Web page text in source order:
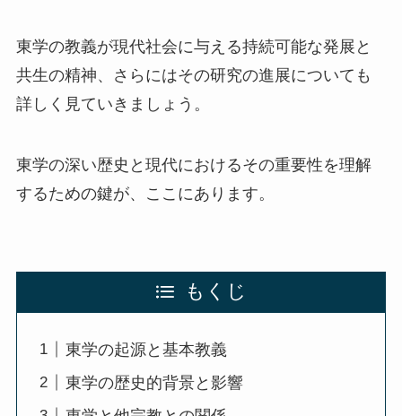
東学の教義が現代社会に与える持続可能な発展と
共生の精神、さらにはその研究の進展についても
詳しく見ていきましょう。
東学の深い歴史と現代におけるその重要性を理解
するための鍵が、ここにあります。
もくじ
東学の起源と基本教義
東学の歴史的背景と影響